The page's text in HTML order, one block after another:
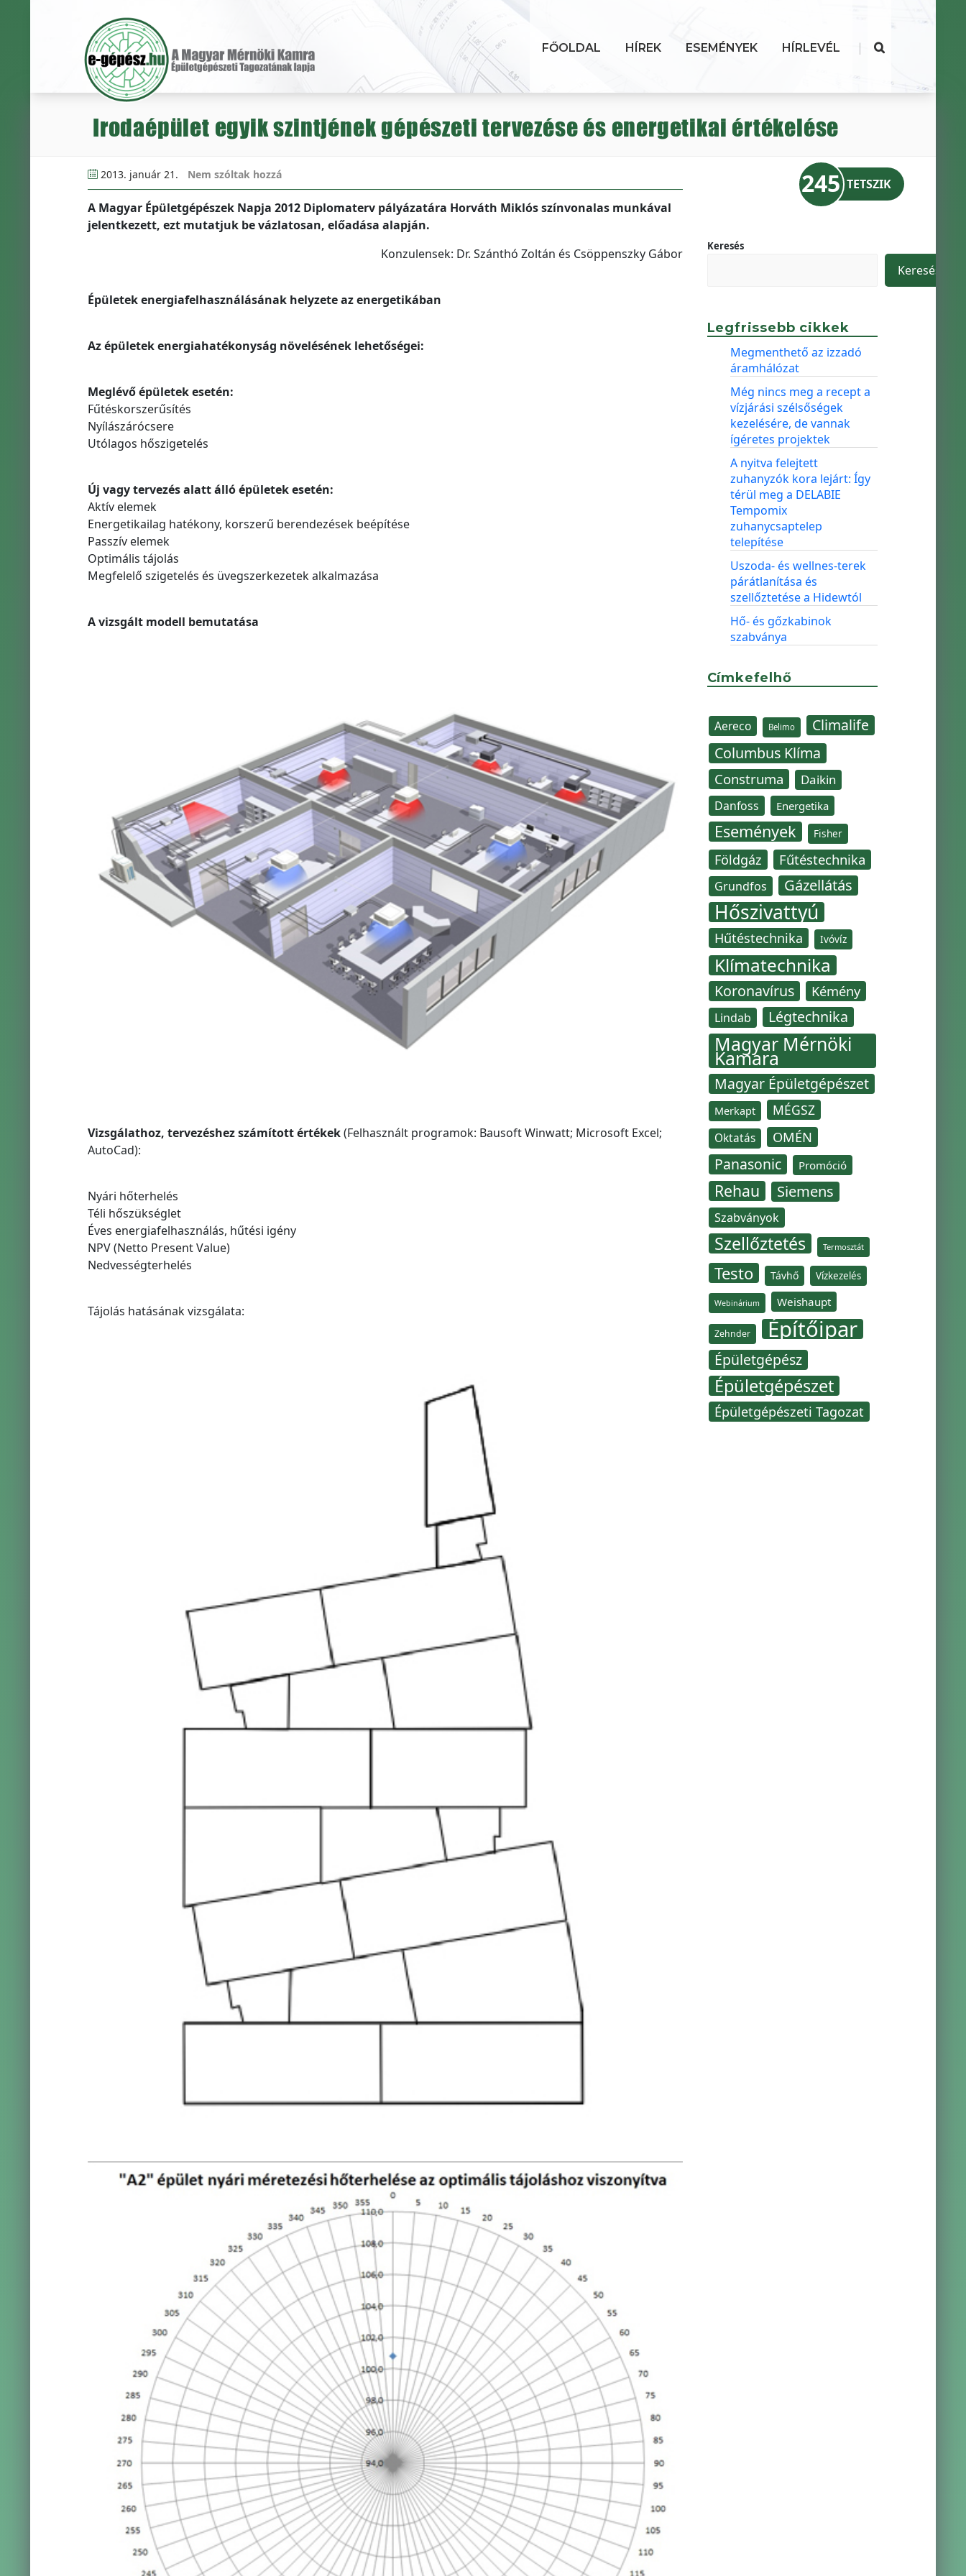
FŐOLDAL HÍREK ESEMÉNYEK HÍRLEVÉL |
Irodaépület egyik szintjének gépészeti tervezése és energetikai értékelése
2013. január 21. Nem szóltak hozzá
A Magyar Épületgépészek Napja 2012 Diplomaterv pályázatára Horváth Miklós színvonalas munkával
jelentkezett, ezt mutatjuk be vázlatosan, előadása alapján.
Konzulensek: Dr. Szánthó Zoltán és Csöppenszky Gábor
Épületek energiafelhasználásának helyzete az energetikában
Az épületek energiahatékonyság növelésének lehetőségei:
Meglévő épületek esetén:
Fűtéskorszerűsítés
Nyílászárócsere
Utólagos hőszigetelés
Új vagy tervezés alatt álló épületek esetén:
Aktív elemek
Energetikailag hatékony, korszerű berendezések beépítése
Passzív elemek
Optimális tájolás
Megfelelő szigetelés és üvegszerkezetek alkalmazása
A vizsgált modell bemutatása
Vizsgálathoz, tervezéshez számított értékek(Felhasznált programok: Bausoft Winwatt; Microsoft Excel;
AutoCad):
Nyári hőterhelés
Téli hőszükséglet
Éves energiafelhasználás, hűtési igény
NPV (Netto Present Value)
Nedvességterhelés
Tájolás hatásának vizsgálata:
245 TETSZIK
Keresés
Keresés
Legfrissebb cikkek
Megmenthető az izzadó
áramhálózat
Még nincs meg a recept a
vízjárási szélsőségek
kezelésére, de vannak
ígéretes projektek
A nyitva felejtett
zuhanyzók kora lejárt: Így
térül meg a DELABIE
Tempomix
zuhanycsaptelep
telepítése
Uszoda- és wellnes-terek
párátlanítása és
szellőztetése a Hidewtól
Hő- és gőzkabinok
szabványa
Címkefelhő
Aereco Belimo
Climalife
Columbus Klíma
Construma Daikin
Danfoss Energetika
Események Fisher
Földgáz Fűtéstechnika
Grundfos Gázellátás
Hőszivattyú
Hűtéstechnika Ivóvíz
Klímatechnika
Koronavírus Kémény
Lindab Légtechnika
Magyar Mérnöki
Kamara
Magyar Épületgépészet
Merkapt MÉGSZ
Oktatás OMÉN
Panasonic Promóció
Rehau Siemens
Szabványok
Szellőztetés Termosztát
Testo Távhő Vízkezelés
Webinárium Weishaupt
Zehnder Építőipar
Épületgépész
Épületgépészet
Épületgépészeti Tagozat